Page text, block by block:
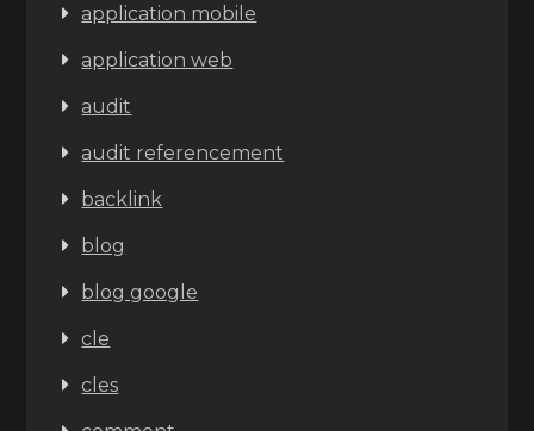
application mobile
application web
audit
audit referencement
backlink
blog
blog google
cle
cles